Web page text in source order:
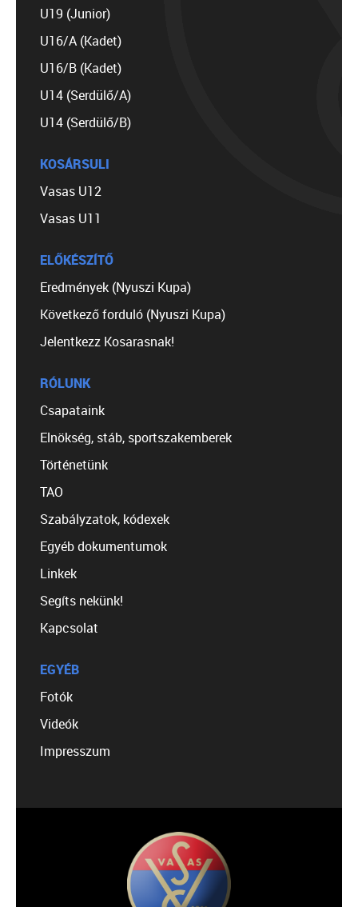
U19 (Junior)
U16/A (Kadet)
U16/B (Kadet)
U14 (Serdülő/A)
U14 (Serdülő/B)
KOSÁRSULI
Vasas U12
Vasas U11
ELŐKÉSZÍTŐ
Eredmények (Nyuszi Kupa)
Következő forduló (Nyuszi Kupa)
Jelentkezz Kosarasnak!
RÓLUNK
Csapataink
Elnökség, stáb, sportszakemberek
Történetünk
TAO
Szabályzatok, kódexek
Egyéb dokumentumok
Linkek
Segíts nekünk!
Kapcsolat
EGYÉB
Fotók
Videók
Impresszum